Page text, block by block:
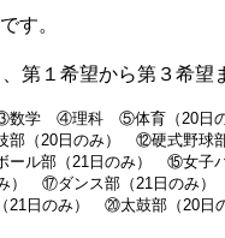
す。
第１希望から第３希望
学 ④理科 ⑤体育（20日
（20日のみ） ⑫硬式野球部
ール部（21日のみ） ⑮女子
） ⑰ダンス部（21日のみ
21日のみ） ⑳太鼓部（20日